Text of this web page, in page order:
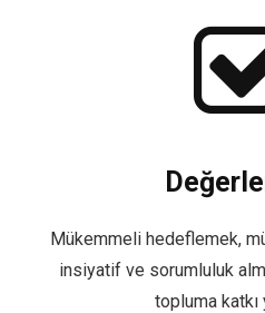
Mükemmeli hedeflemek,
insiyatif ve sorumluluk
topluma katkı